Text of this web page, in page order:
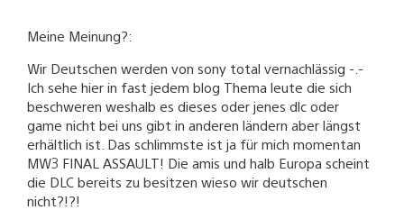
Meine Meinung?:
Wir Deutschen werden von sony total vernachlässig -.-
Ich sehe hier in fast jedem blog Thema leute die sich
beschweren weshalb es dieses oder jenes dlc oder
game nicht bei uns gibt in anderen ländern aber längst
erhältlich ist. Das schlimmste ist ja für mich momentan
MW3 FINAL ASSAULT! Die amis und halb Europa scheint
die DLC bereits zu besitzen wieso wir deutschen
nicht?!?!